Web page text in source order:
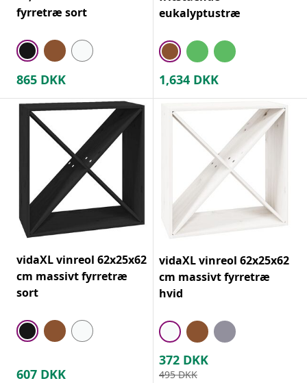
fyrretræ sort
865 DKK
eukalyptustræ
1,634 DKK
vidaXL vinreol 62x25x62
cm massivt fyrretræ
sort
607 DKK
vidaXL vinreol 62x25x62
cm massivt fyrretræ
hvid
372 DKK
495 DKK